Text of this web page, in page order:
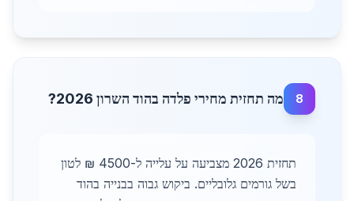
8 מה תחזית מחירי פלדה בהוד השרון 2026?
תחזית 2026 מצביעה על עלייה ל-4500 ₪ לטון
בשל גורמים גלובליים. ביקוש גבוה בבנייה בהוד